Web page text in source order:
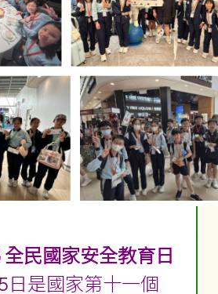
民國家安全教育日
日是國家第十一個